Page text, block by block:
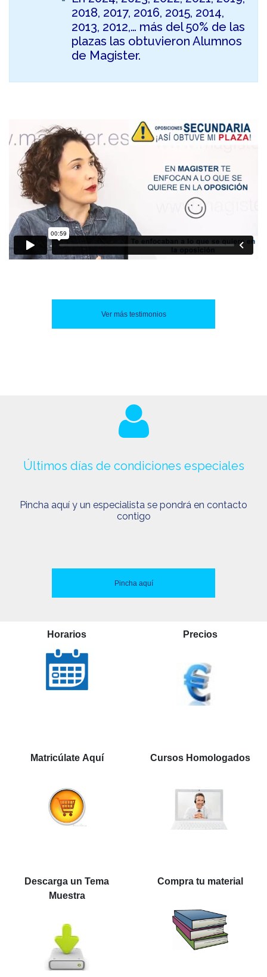
2018, 2017, 2016, 2015, 2014,
2013, 2012,… más del 50% de las
plazas las obtuvieron Alumnos
de Magister.
Ver más testimonios
Últimos días de condiciones especiales
Pincha aquí y un especialista se pondrá en contacto
contigo
Pincha aquí
Horarios Precios
Matricúlate Aquí Cursos Homologados
Descarga un Tema
Muestra
Compra tu material